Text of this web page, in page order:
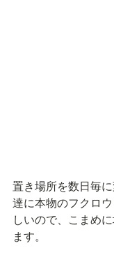
置き場所を数日毎
達に本物のフクロ
しいので、こまめ
ます。